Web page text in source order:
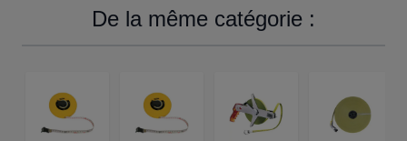
De la même catégorie :